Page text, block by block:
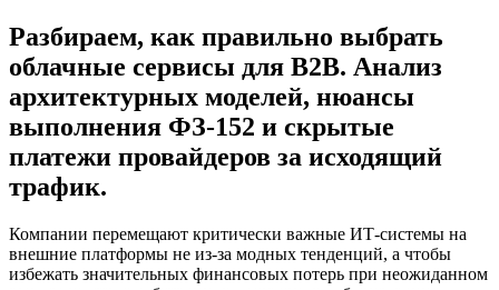
Разбираем, как правильно выбрать
облачные сервисы для B2B. Анализ
архитектурных моделей, нюансы
выполнения ФЗ-152 и скрытые
платежи провайдеров за исходящий
трафик.
Компании перемещают критически важные ИТ-системы на
внешние платформы не из-за модных тенденций, а чтобы
избежать значительных финансовых потерь при неожиданном